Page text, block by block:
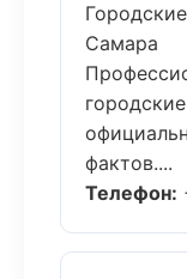
Самара
фактов....
Телефон: